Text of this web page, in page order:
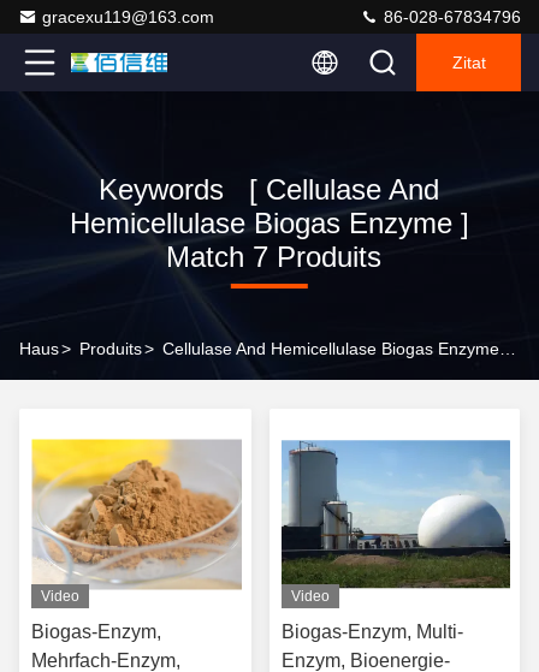
gracexu119@163.com 86-028-67834796
Zitat
Keywords [ Cellulase And
Hemicellulase Biogas Enzyme ]
Match 7 Produits
Haus> Produits>
Video
Biogas-Enzym,
Mehrfach-Enzym,
Video
Biogas-Enzym, Multi-
Enzym, Bioenergie-